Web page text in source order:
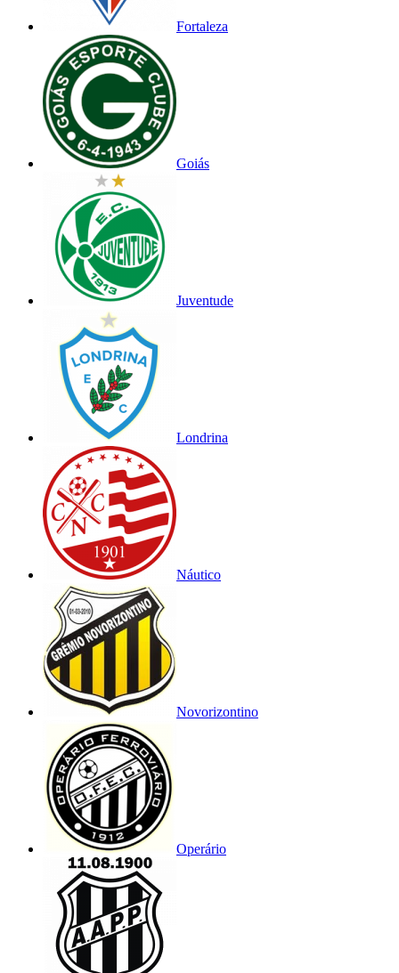
Fortaleza
Goiás
Juventude
Londrina
Náutico
Novorizontino
Operário